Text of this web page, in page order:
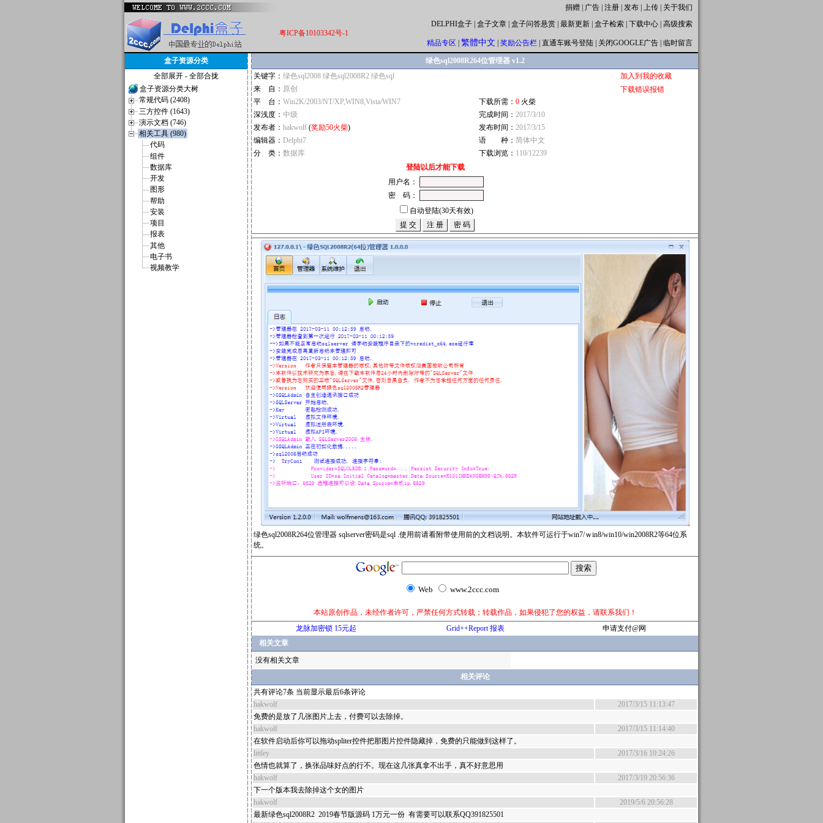
捐赠 广告 注册 发布 上传 关于我们
粤ICP备10103342号-1
DELPHI盒子 盒子文章 盒子问答悬赏 最新更新 盒子检索 下载中心 高级搜索
精品专区 繁體中文 奖励公告栏 直通车账号登陆 关闭GOOGLE广告 临时留言
盒子资源分类
全部展开 - 全部合拢
盒子资源分类大树
常规代码 (2408)
三方控件 (1643)
演示文档 (746)
相关工具 (980)
代码
组件
数据库
开发
图形
帮助
安装
项目
报表
其他
电子书
视频教学
绿色sql2008R264位管理器 v1.2
关键字： 绿色sql2008 绿色sql2008R2 绿色sql
来 自： 原创
平 台： Win2K/2003/NT/XP,WIN8,Vista/WIN7 下载所需： 0 火柴
深浅度： 中级 完成时间： 2017/3/10
发布者： hakwolf (奖励50火柴) 发布时间： 2017/3/15
编辑器： Delphi7 语 种： 简体中文
分 类： 数据库 下载浏览： 110/12239
加入到我的收藏
下载错误报错
登陆以后才能下载
用户名：
密 码：
自动登陆(30天有效)
绿色sql2008R264位管理器 sqlserver密码是sql .使用前请看附带使用前的文档说明。本软件可运行于win7/ｗin8/win10/win2008R2等64位系
统。
Web www.2ccc.com
本站原创作品，未经作者许可，严禁任何方式转载；转载作品，如果侵犯了您的权益，请联系我们 ！
龙脉加密锁 15元起
Grid++Report 报表
申请支付@网
相关文章
没有相关文章
相关评论
共有评论7条 当前显示最后6条评论
hakwolf
2017/3/15 11:13:47
免费的是放了几张图片上去，付费可以去除掉。
hakwolf
2017/3/15 11:14:40
在软件启动后你可以拖动spliter控件把那图片控件隐藏掉，免费的只能做到这样了。
littley
2017/3/16 10:24:26
色情也就算了，换张品味好点的行不。现在这几张真拿不出手，真不好意思用
hakwolf
2017/3/19 20:56:36
下一个版本我去除掉这个女的图片
hakwolf
2019/5/6 20:56:28
最新绿色sql2008R2 2019春节版源码 1万元一份 有需要可以联系QQ391825501